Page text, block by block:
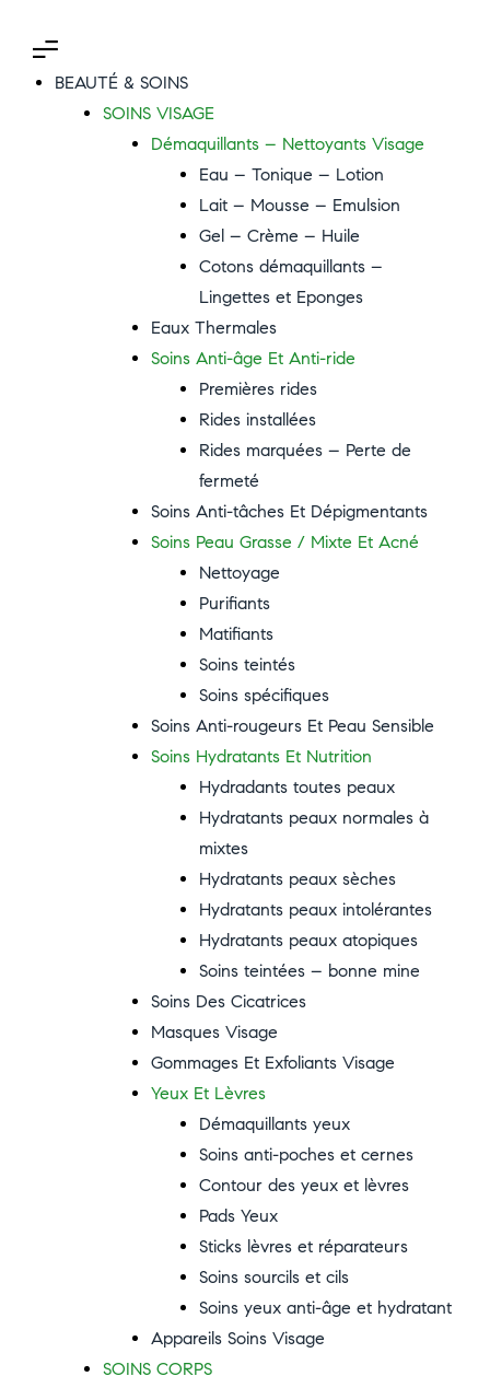
BEAUTÉ & SOINS
SOINS VISAGE
Démaquillants – Nettoyants Visage
Eau – Tonique – Lotion
Lait – Mousse – Emulsion
Gel – Crème – Huile
Cotons démaquillants –
Lingettes et Eponges
Eaux Thermales
Soins Anti-âge Et Anti-ride
Premières rides
Rides installées
Rides marquées – Perte de
fermeté
Soins Anti-tâches Et Dépigmentants
Soins Peau Grasse / Mixte Et Acné
Nettoyage
Purifiants
Matifiants
Soins teintés
Soins spécifiques
Soins Anti-rougeurs Et Peau Sensible
Soins Hydratants Et Nutrition
Hydradants toutes peaux
Hydratants peaux normales à
mixtes
Hydratants peaux sèches
Hydratants peaux intolérantes
Hydratants peaux atopiques
Soins teintées – bonne mine
Soins Des Cicatrices
Masques Visage
Gommages Et Exfoliants Visage
Yeux Et Lèvres
Démaquillants yeux
Soins anti-poches et cernes
Contour des yeux et lèvres
Pads Yeux
Sticks lèvres et réparateurs
Soins sourcils et cils
Soins yeux anti-âge et hydratant
Appareils Soins Visage
SOINS CORPS